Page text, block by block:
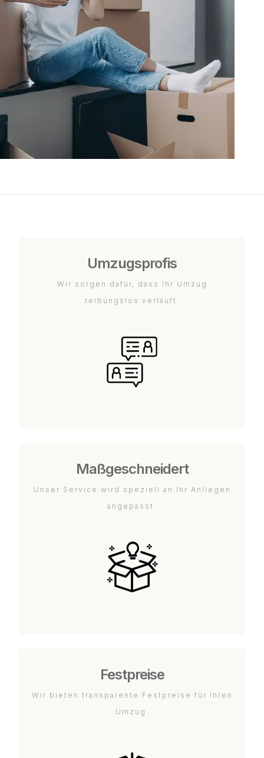
Umzugsprofis
Wir sorgen dafür, dass Ihr Umzug
reibungslos verläuft.
Maßgeschneidert
Unser Service wird speziell an Ihr Anliegen
angepasst.
Festpreise
Wir bieten transparente Festpreise für Ihren
Umzug.